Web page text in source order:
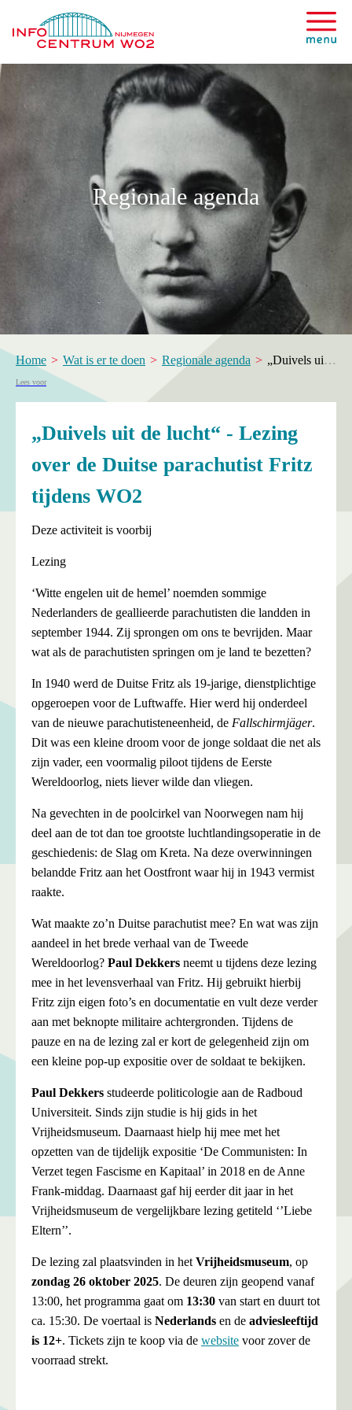
Regionale agenda
Home Wat is er te doen Regionale agenda „Duivels uit de lucht“ - Lezing over de Duitse parachutist Fritz tijdens WO2
Lees voor
„Duivels uit de lucht“ - Lezing
over de Duitse parachutist Fritz
tijdens WO2
Deze activiteit is voorbij
Lezing
‘Witte engelen uit de hemel’ noemden sommige
Nederlanders de geallieerde parachutisten die landden in
september 1944. Zij sprongen om ons te bevrijden. Maar
wat als de parachutisten springen om je land te bezetten?
In 1940 werd de Duitse Fritz als 19-jarige, dienstplichtige
opgeroepen voor de Luftwaffe. Hier werd hij onderdeel
van de nieuwe parachutisteneenheid, de Fallschirmjäger.
Dit was een kleine droom voor de jonge soldaat die net als
zijn vader, een voormalig piloot tijdens de Eerste
Wereldoorlog, niets liever wilde dan vliegen.
Na gevechten in de poolcirkel van Noorwegen nam hij
deel aan de tot dan toe grootste luchtlandingsoperatie in de
geschiedenis: de Slag om Kreta. Na deze overwinningen
belandde Fritz aan het Oostfront waar hij in 1943 vermist
raakte.
Wat maakte zo’n Duitse parachutist mee? En wat was zijn
aandeel in het brede verhaal van de Tweede
Wereldoorlog? Paul Dekkers neemt u tijdens deze lezing
mee in het levensverhaal van Fritz. Hij gebruikt hierbij
Fritz zijn eigen foto’s en documentatie en vult deze verder
aan met beknopte militaire achtergronden. Tijdens de
pauze en na de lezing zal er kort de gelegenheid zijn om
een kleine pop-up expositie over de soldaat te bekijken.
Paul Dekkers studeerde politicologie aan de Radboud
Universiteit. Sinds zijn studie is hij gids in het
Vrijheidsmuseum. Daarnaast hielp hij mee met het
opzetten van de tijdelijk expositie ‘De Communisten: In
Verzet tegen Fascisme en Kapitaal’ in 2018 en de Anne
Frank-middag. Daarnaast gaf hij eerder dit jaar in het
Vrijheidsmuseum de vergelijkbare lezing getiteld ‘’Liebe
Eltern’’.
De lezing zal plaatsvinden in het Vrijheidsmuseum, op
zondag 26 oktober 2025. De deuren zijn geopend vanaf
13:00, het programma gaat om 13:30 van start en duurt tot
ca. 15:30. De voertaal is Nederlands en de adviesleeftijd
is 12+. Tickets zijn te koop via de website voor zover de
voorraad strekt.